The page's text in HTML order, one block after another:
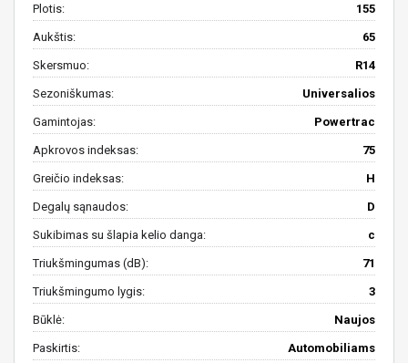
Plotis: 155
Aukštis: 65
Skersmuo: R14
Sezoniškumas: Universalios
Gamintojas: Powertrac
Apkrovos indeksas: 75
Greičio indeksas: H
Degalų sąnaudos: D
Sukibimas su šlapia kelio danga: c
Triukšmingumas (dB): 71
Triukšmingumo lygis: 3
Būklė: Naujos
Paskirtis: Automobiliams